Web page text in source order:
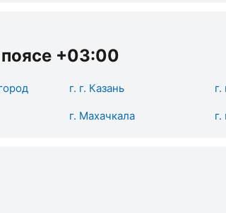
+03:00
г. г. Казань
г. Махачкала г.